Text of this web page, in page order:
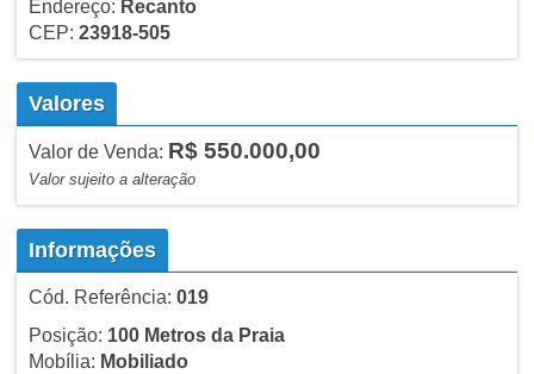
Endereço: Recanto
CEP: 23918-505
Valores
Valor de Venda: R$ 550.000,00
Valor sujeito a alteração
Informações
Cód. Referência: 019
Posição: 100 Metros da Praia
Mobília: Mobiliado